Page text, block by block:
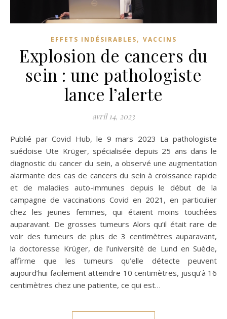
EFFETS INDÉSIRABLES, VACCINS
Explosion de cancers du
sein : une pathologiste
lance l’alerte
avril 14, 2023
Publié par Covid Hub, le 9 mars 2023 La pathologiste
suédoise Ute Krüger, spécialisée depuis 25 ans dans le
diagnostic du cancer du sein, a observé une augmentation
alarmante des cas de cancers du sein à croissance rapide
et de maladies auto-immunes depuis le début de la
campagne de vaccinations Covid en 2021, en particulier
chez les jeunes femmes, qui étaient moins touchées
auparavant. De grosses tumeurs Alors qu’il était rare de
voir des tumeurs de plus de 3 centimètres auparavant,
la doctoresse Krüger, de l’université de Lund en Suède,
affirme que les tumeurs qu’elle détecte peuvent
aujourd’hui facilement atteindre 10 centimètres, jusqu’à 16
centimètres chez une patiente, ce qui est…